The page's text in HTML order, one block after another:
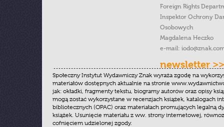
Foreign Rights
Inspektor Ochrony
Osobowych
Magdalena Heczko
e-mail:
newsletter >>
Społeczny Instytut Wydawniczy Znak wyraża zgodę na
materiałów dostępnych aktualnie na stronie
jak: okładki, fragmenty tekstu, biogramy autorów oraz opisy
mogą zostać wykorzystane w recenzjach książek, katalogach
bibliotecznych (OPAC) oraz materiałach promujących legalną
książek. Usunięcie materiału z ww. strony internetowej,
cofnięciem udzielonej zgody.